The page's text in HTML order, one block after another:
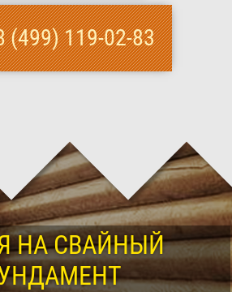
(499) 119-02-83
НА СВАЙНЫЙ